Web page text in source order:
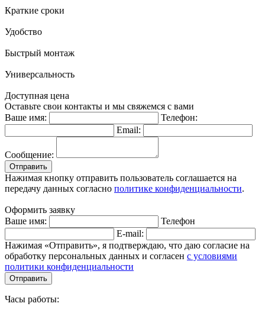
Краткие сроки
Удобство
Быстрый монтаж
Универсальность
Доступная цена
Оставьте свои контакты и мы свяжемся с вами
Ваше имя:
Телефон:
Email:
Сообщение:
Отправить
Нажимая кнопку отправить пользователь соглашается на
передачу данных согласно политике конфиденциальности.
Оформить заявку
Ваше имя:
Телефон
E-mail:
Нажимая «Отправить», я подтверждаю, что даю согласие на
обработку персональных данных и согласен с условиями
политики конфиденциальности
Отправить
Часы работы: